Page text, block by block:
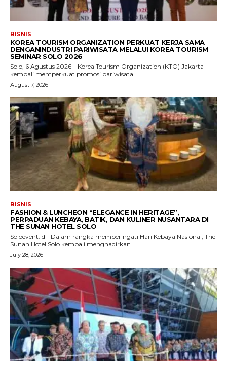
BISNIS
KOREA TOURISM ORGANIZATION PERKUAT KERJA SAMA
DENGANINDUSTRI PARIWISATA MELALUI KOREA TOURISM
SEMINAR SOLO 2026
Solo, 6 Agustus 2026 – Korea Tourism Organization (KTO) Jakarta
kembali memperkuat promosi pariwisata...
August 7, 2026
BISNIS
FASHION & LUNCHEON “ELEGANCE IN HERITAGE”,
PERPADUAN KEBAYA, BATIK, DAN KULINER NUSANTARA DI
THE SUNAN HOTEL SOLO
Soloevent.Id - Dalam rangka memperingati Hari Kebaya Nasional, The
Sunan Hotel Solo kembali menghadirkan...
July 28, 2026